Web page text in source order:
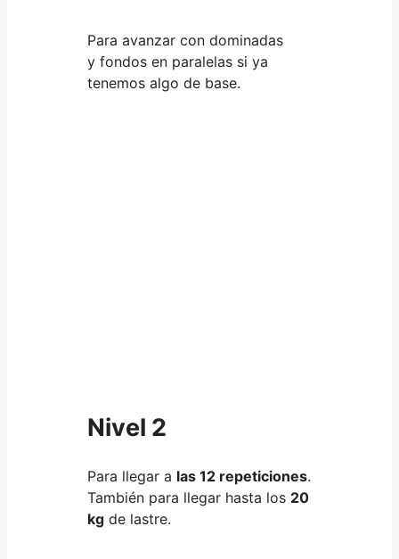
Para avanzar con dominadas
y fondos en paralelas si ya
tenemos algo de base.
Nivel 2
Para llegar a las 12 repeticiones.
También para llegar hasta los 20
kg de lastre.